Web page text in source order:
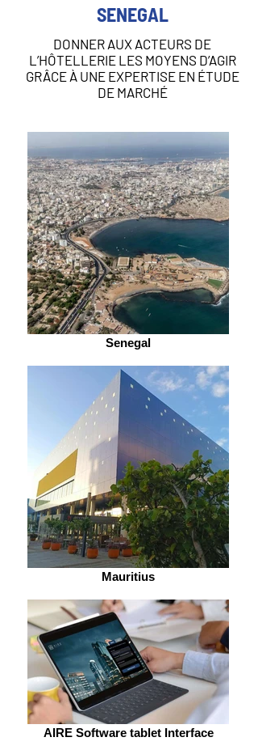
SENEGAL
DONNER AUX ACTEURS DE
L’HÔTELLERIE LES MOYENS D’AGIR
GRÂCE À UNE EXPERTISE EN ÉTUDE
DE MARCHÉ
Senegal
Mauritius
AIRE Software tablet Interface